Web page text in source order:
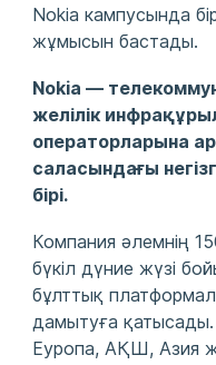
Nokia кампусында
жұмысын бастады.
Nokia —
желілік
операторларына
саласындағы
бірі.
Компания әлемнің
бүкіл дүние жүзі
бұлттық
дамытуға
Еуропа, АҚШ, Азия